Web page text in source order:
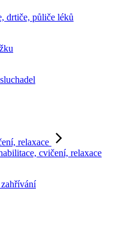
drtiče, půliče léků
relaxace
cvičení, relaxace